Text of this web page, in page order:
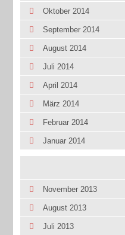
Oktober 2014
September 2014
August 2014
Juli 2014
April 2014
März 2014
Februar 2014
Januar 2014
November 2013
August 2013
Juli 2013